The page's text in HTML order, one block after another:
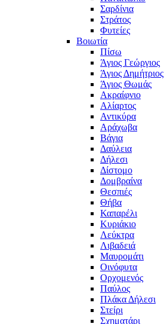
Σαρδίνια
Στράτος
Φυτείες
Βοιωτία
Πίσω
Άγιος Γεώργιος
Άγιος Δημήτριος
Άγιος Θωμάς
Ακραίφνιο
Αλίαρτος
Αντικύρα
Αράχωβα
Βάγια
Δαύλεια
Δήλεσι
Δίστομο
Δομβραίνα
Θεσπιές
Θήβα
Καπαρέλι
Κυριάκιο
Λεύκτρα
Λιβαδειά
Μαυρομάτι
Οινόφυτα
Ορχομενός
Παύλος
Πλάκα Δήλεσι
Στείρι
Σχηματάρι